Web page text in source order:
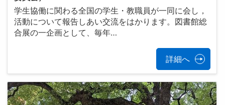
学生協働に関わる全国の学生・教職員が一同に会し，
活動について報告しあい交流をはかります。図書館総
合展の一企画として、毎年…
詳細へ